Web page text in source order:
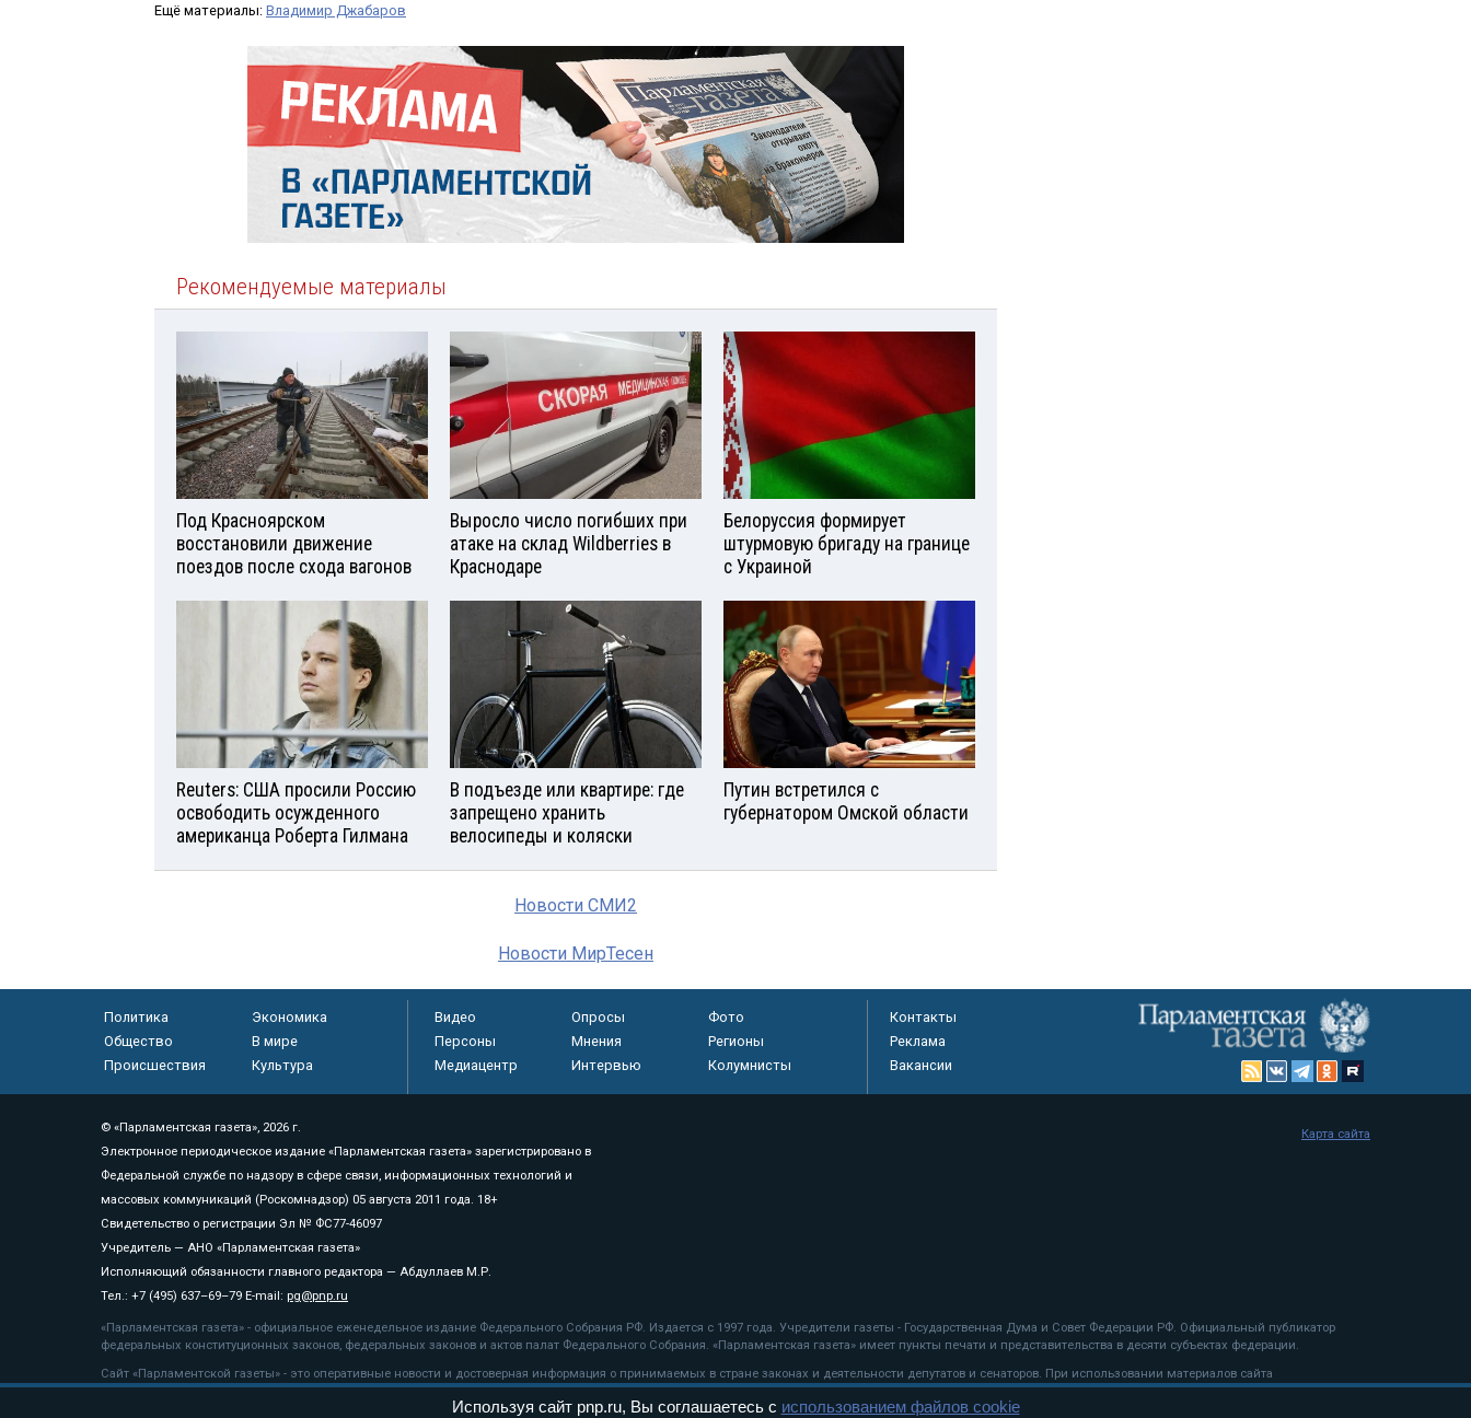
Ещё материалы: Владимир Джабаров
Рекомендуемые материалы
Под Красноярском
восстановили движение
поездов после схода вагонов
Выросло число погибших при
атаке на склад Wildberries в
Краснодаре
Белоруссия формирует
штурмовую бригаду на границе
с Украиной
Reuters: США просили Россию
освободить осужденного
американца Роберта Гилмана
В подъезде или квартире: где
запрещено хранить
велосипеды и коляски
Путин встретился с
губернатором Омской области
Новости СМИ2
Новости МирТесен
Политика
Экономика
Общество
В мире
Происшествия
Культура
Видео Опросы
Фото
Персоны
Мнения
Регионы
Медиацентр
Интервью Колумнисты
Контакты
Реклама
Вакансии
© «Парламентская газета», 2026 г.
Электронное периодическое издание «Парламентская газета» зарегистрировано в
Федеральной службе по надзору в сфере связи, информационных технологий и
массовых коммуникаций (Роскомнадзор) 05 августа 2011 года. 18+
Свидетельство о регистрации Эл № ФС77-46097
Учредитель — АНО «Парламентская газета»
Исполняющий обязанности главного редактора — Абдуллаев М.Р.
Тел.: +7 (495) 637–69–79 E-mail: pg@pnp.ru
«Парламентская газета» - официальное еженедельное издание Федерального Собрания РФ. Издается с 1997 года. Учредители газеты - Государственная Дума и Совет Федерации РФ. Официальный публикатор
федеральных конституционных законов, федеральных законов и актов палат Федерального Собрания. «Парламентская газета» имеет пункты печати и представительства в десяти субъектах федерации.
Сайт «Парламентской газеты» - это оперативные новости и достоверная информация о принимаемых в стране законах и деятельности депутатов и сенаторов. При использовании материалов сайта
«Парламентской газеты» активная ссылка на pnp.ru обязательна.
Карта сайта
Используя сайт pnp.ru, Вы соглашаетесь с использованием файлов cookie